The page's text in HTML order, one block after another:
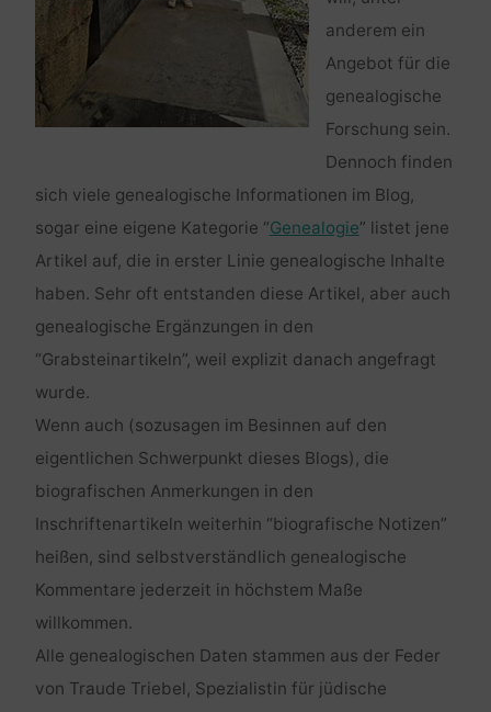
anderem ein
Angebot für die
genealogische
Forschung sein.
Dennoch finden
sich viele genealogische Informationen im Blog,
sogar eine eigene Kategorie “Genealogie” listet jene
Artikel auf, die in erster Linie genealogische Inhalte
haben. Sehr oft entstanden diese Artikel, aber auch
genealogische Ergänzungen in den
“Grabsteinartikeln”, weil explizit danach angefragt
wurde.
Wenn auch (sozusagen im Besinnen auf den
eigentlichen Schwerpunkt dieses Blogs), die
biografischen Anmerkungen in den
Inschriftenartikeln weiterhin “biografische Notizen”
heißen, sind selbstverständlich genealogische
Kommentare jederzeit in höchstem Maße
willkommen.
Alle genealogischen Daten stammen aus der Feder
von Traude Triebel, Spezialistin für jüdische